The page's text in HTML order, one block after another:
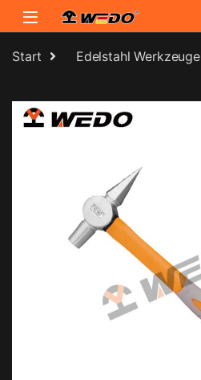
Skip to navigation
Skip to content
Start Edelstahl Werkzeuge